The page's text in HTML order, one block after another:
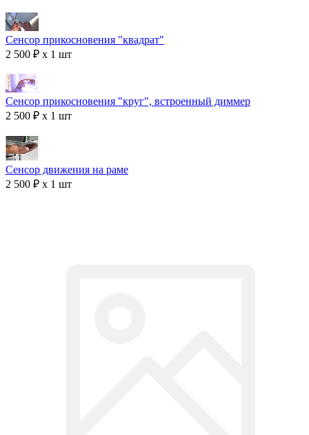
Сенсор прикосновения "квадрат"
2 500 ₽ x 1 шт
Сенсор прикосновения "круг", встроенный диммер
2 500 ₽ x 1 шт
Сенсор движения на раме
2 500 ₽ x 1 шт